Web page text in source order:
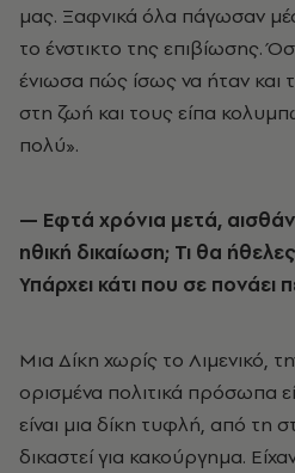
μας. Ξαφνικά όλα πάγωσαν
το ένστικτο της επιβίωσης.
ένιωσα πώς ίσως να ήταν και
στη ζωή και τους είπα
πολύ».
— Εφτά χρόνια μετά,
ηθική δικαίωση; Τι θα
Υπάρχει κάτι που σε πονάει
Μια Δίκη χωρίς το Λιμενικό,
ορισμένα πολιτικά πρόσωπα
είναι μια δίκη τυφλή, από τη
δικαστεί για κακούργημα.